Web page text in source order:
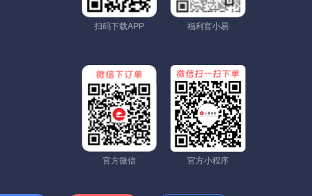
扫码下载APP 福利官小易
官方微信 官方小程序